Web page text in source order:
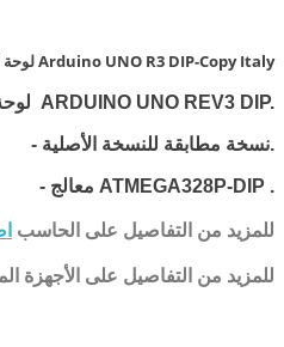
لوحة أوردوينو Arduino UNO R3 DIP-Copy Italy
لوحة أردوينو ARDUINO UNO REV3 DIP.
- نسخة مطابقة للنسخة الأصلية.
- معالج ATMEGA328P-DIP .
للمزيد من التفاصيل على الحاسب
للمزيد من التفاصيل على الأجهزة